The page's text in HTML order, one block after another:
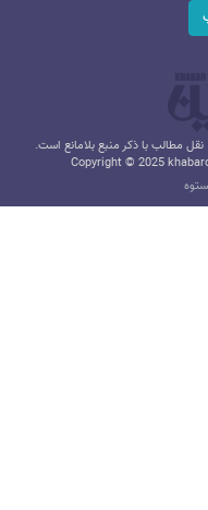
مطالب با ذکر منبع بلامانع است.
Copyright © 2025